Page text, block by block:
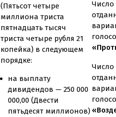
(Пятьсот четыре
миллиона триста
пятнадцать тысяч
триста четыре рубля 21
копейка) в следующем
порядке:
на выплату
дивидендов — 250 000
000,00 (Двести
пятьдесят миллионов)
Число
Число